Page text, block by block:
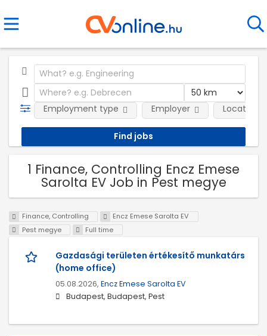
Employment type Employer Location
1 Finance, Controlling Encz Emese
Sarolta EV Job in Pest megye
Finance, Controlling
Encz Emese Sarolta EV
Pest megye
Full time
Gazdasági területen értékesítő munkatárs
(home office)
05.08.2026, Encz Emese Sarolta EV
Budapest, Budapest, Pest